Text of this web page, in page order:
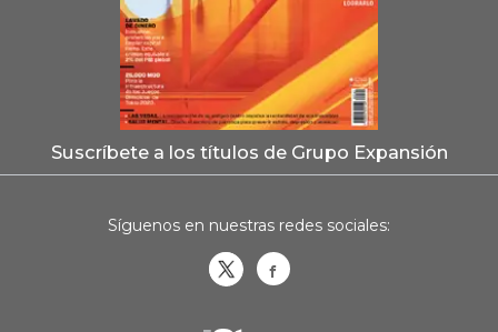
Suscríbete a los títulos de Grupo Expansión
Síguenos en nuestras redes sociales: